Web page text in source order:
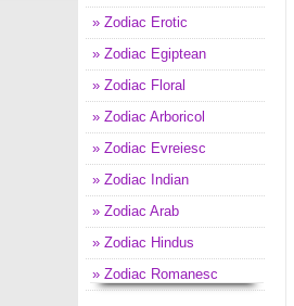
» Zodiac Erotic
» Zodiac Egiptean
» Zodiac Floral
» Zodiac Arboricol
» Zodiac Evreiesc
» Zodiac Indian
» Zodiac Arab
» Zodiac Hindus
» Zodiac Romanesc